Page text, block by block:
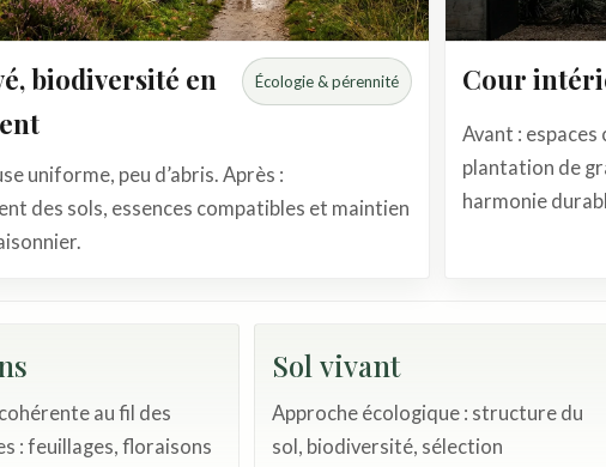
biodiversité en
Écologie & pérennité
uniforme, peu d’abris. Après :
des sols, essences compatibles et maintien
Cour
Avant :
plantation de
harmonie
au fil des
: feuillages, floraisons
Sol vivant
Approche écologique : structure du
sol, biodiversité, sélection